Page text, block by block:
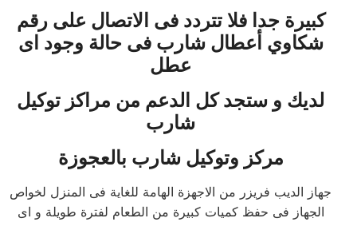
كبيرة جدا فلا تتردد فى الاتصال على رقم
شكاوي أعطال شارب فى حالة وجود اى
عطل
لديك و ستجد كل الدعم من مراكز توكيل
شارب
مركز وتوكيل شارب بالعجوزة
جهاز الديب فريزر من الاجهزة الهامة للغاية فى المنزل لخواص
الجهاز فى حفظ كميات كبيرة من الطعام لفترة طويلة و اى